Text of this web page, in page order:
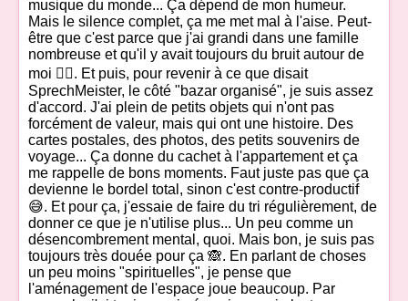
musique du monde... Ça dépend de mon humeur.
Mais le silence complet, ça me met mal à l'aise. Peut-
être que c'est parce que j'ai grandi dans une famille
nombreuse et qu'il y avait toujours du bruit autour de
moi 🤷‍♀️. Et puis, pour revenir à ce que disait
SprechMeister, le côté "bazar organisé", je suis assez
d'accord. J'ai plein de petits objets qui n'ont pas
forcément de valeur, mais qui ont une histoire. Des
cartes postales, des photos, des petits souvenirs de
voyage... Ça donne du cachet à l'appartement et ça
me rappelle de bons moments. Faut juste pas que ça
devienne le bordel total, sinon c'est contre-productif
😅. Et pour ça, j'essaie de faire du tri régulièrement, de
donner ce que je n'utilise plus... Un peu comme un
désencombrement mental, quoi. Mais bon, je suis pas
toujours très douée pour ça 🙈. En parlant de choses
un peu moins "spirituelles", je pense que
l'aménagement de l'espace joue beaucoup. Par